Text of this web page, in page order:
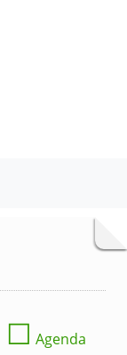
☐ Agenda